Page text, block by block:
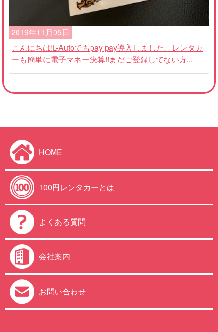
2019年11月05日
こんにちは!L-Autoでもpay pay導入しました。レンタカ
ーも簡単に電子マネー決算!!まだご登録してない方...
HOME
100円レンタカーとは
よくある質問
会社案内
お問い合わせ